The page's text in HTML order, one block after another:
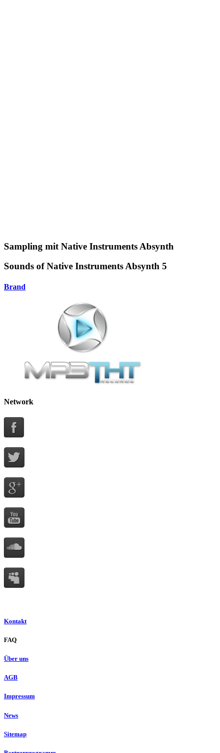
Sampling mit Native Instruments Absynth
Sounds of Native Instruments Absynth 5
Brand
Network
Kontakt
FAQ
Über uns
AGB
Impressum
News
Sitemap